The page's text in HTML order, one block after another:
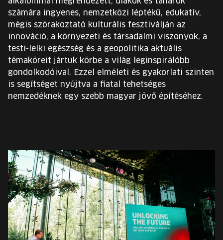
számára ingyenes, nemzetközi léptékű, edukatív,
mégis szórakoztató kulturális fesztiválján az
innováció, a környezeti és társadalmi viszonyok, a
testi-lelki egészség és a geopolitika aktuális
témaköreit jártuk körbe a világ leginspirálóbb
gondolkodóival. Ezzel elméleti és gyakorlati szinten
is segítséget nyújtva a fiatal tehetséges
nemzedéknek egy szebb magyar jövő építéséhez.